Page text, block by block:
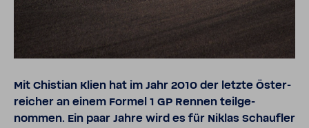
Mit Chis­tian Klien hat im Jahr 2010 der letzte Öster­
rei­cher an einem Formel 1 GP Rennen teil­ge­
nommen. Ein paar Jahre wird es für Niklas Schaufler